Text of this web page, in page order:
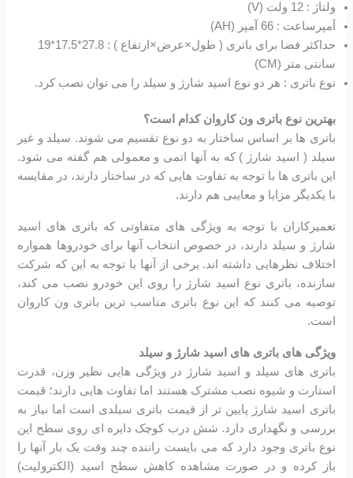
ولتاژ : 12 ولت (V)
آمپرساعت : 66 آمپر (AH)
حداکثر فضا برای باتری ( طول×عرض×ارتفاع ) : 27.8*17.5*19
سانتی متر (CM)
نوع باتری : هر دو نوع اسید شارژ و سیلد را می توان نصب کرد.
بهترین نوع باتری ون کاروان کدام است؟
باتری ها بر اساس ساختار به دو نوع تقسیم می شوند. سیلد و غیر
سیلد ( اسید شارژ ) که به آنها اتمی و معمولی هم گفته می شود.
این باتری ها با توجه به تفاوت هایی که در ساختار دارند، در مقایسه
با یکدیگر مزایا و معایبی هم دارند.
تعمیرکاران با توجه به ویژگی های متفاوتی که باتری های اسید
شارژ و سیلد دارند، در خصوص انتخاب آنها برای خودروها همواره
اختلاف نظرهایی داشته اند. برخی از آنها با توجه به این که شرکت
سازنده، باتری نوع اسید شارژ را روی این خودرو نصب می کند،
توصیه می کنند که این نوع باتری مناسب ترین باتری ون کاروان
است.
ویژگی های باتری های اسید شارژ و سیلد
باتری های سیلد و اسید شارژ در ویژگی هایی نظیر وزن، قدرت
استارت و شیوه نصب مشترک هستند اما تفاوت هایی دارند؛ قیمت
باتری اسید شارژ پایین تر از قیمت باتری سیلدی است اما نیاز به
بررسی و نگهداری دارد. شش درب کوچک دایره ای روی سطح این
نوع باتری وجود دارد که می بایست راننده چند وقت یک بار آنها را
باز کرده و در صورت مشاهده کاهش سطح اسید (الکترولیت)